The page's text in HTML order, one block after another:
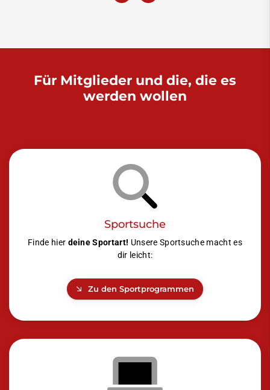
Für Mitglieder und die, die es
werden wollen
Sportsuche
Finde hier deine Sportart! Unsere Sportsuche macht es
dir leicht:
Zu den Sportprogrammen